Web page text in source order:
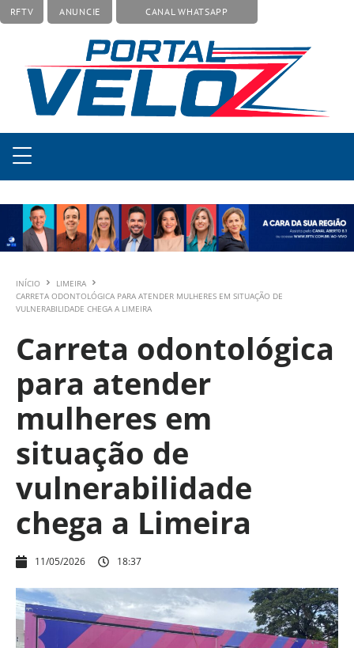
RFTV ANUNCIE CANAL WHATSAPP
INÍCIO
LIMEIRA
CARRETA ODONTOLÓGICA PARA ATENDER MULHERES EM SITUAÇÃO DE
VULNERABILIDADE CHEGA A LIMEIRA
Carreta odontológica
para atender
mulheres em
situação de
vulnerabilidade
chega a Limeira
11/05/2026 18:37